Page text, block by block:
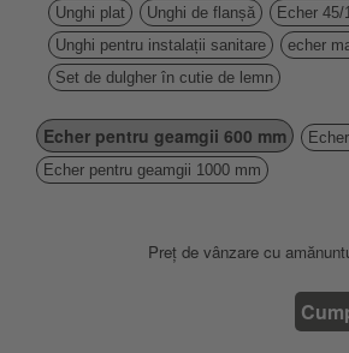
Unghi plat
Unghi de flanșă Echer 45/
Unghi pentru instalații sanitare
echer
Set de dulgher în cutie de lemn
Echer pentru geamgii 600 mm
Echer pentru geamgii 1000 mm
Preț de vânzare cu